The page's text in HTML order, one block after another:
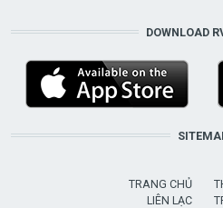
DOWNLOAD
TRANG CHỦ
LIÊN LẠC